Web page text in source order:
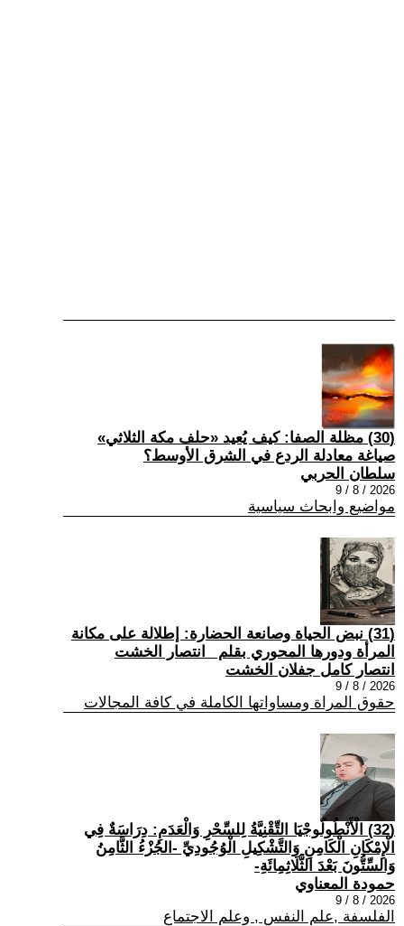
(30) مظلة الصفا: كيف يُعيد «حلف مكة الثلاثي»
صياغة معادلة الردع في الشرق الأوسط؟
سلطان الحربي
2026 / 8 / 9
مواضيع وابحاث سياسية
(31) نبض الحياة وصانعة الحضارة: إطلالة على مكانة
المرأة ودورها المحوري بقلم _انتصار الخشت
انتصار كامل جفلان الخشت
2026 / 8 / 9
حقوق المراة ومساواتها الكاملة في كافة المجالات
(32) الْأَنْطُولُوجْيَا التِّقْنِيَّةُ لِلسِّحْرِ وَالْعَدَمِ: دِرَاسَةٌ فِي
الْإِمْكَانِ الْكَامِنِ وَالتَّشْكِيلِ الْوُجُودِيِّ -الجُزْءُ الثَّامِنُ
وَالسِّتُّونَ بَعْدَ الثَّلَاثِمِائَةِ-
حمودة المعناوي
2026 / 8 / 9
الفلسفة ,علم النفس , وعلم الاجتماع